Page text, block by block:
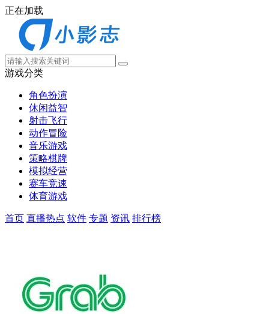
正在加载
游戏分类
角色扮演
休闲益智
射击飞行
动作冒险
音乐游戏
策略棋牌
模拟经营
赛车竞速
体育游戏
首页 直播热点 软件 专题 资讯 排行榜